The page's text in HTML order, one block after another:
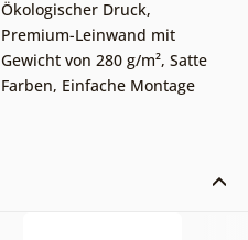
Ökologischer Druck,
Premium-Leinwand mit
Gewicht von 280 g/m², Satte
Farben, Einfache Montage